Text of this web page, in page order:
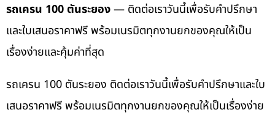
รถเครน 100 ตันระยอง— ติดต่อเราวันนี้เพื่อรับคำปรึกษา
และใบเสนอราคาฟรี พร้อมเนรมิตทุกงานยกของคุณให้เป็น
เรื่องง่ายและคุ้มค่าที่สุด
รถเครน 100 ตันระยอง ติดต่อเราวันนี้เพื่อรับคำปรึกษาและใบ
เสนอราคาฟรี พร้อมเนรมิตทุกงานยกของคุณให้เป็นเรื่องง่าย